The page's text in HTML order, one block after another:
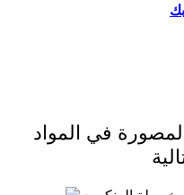
في المواد